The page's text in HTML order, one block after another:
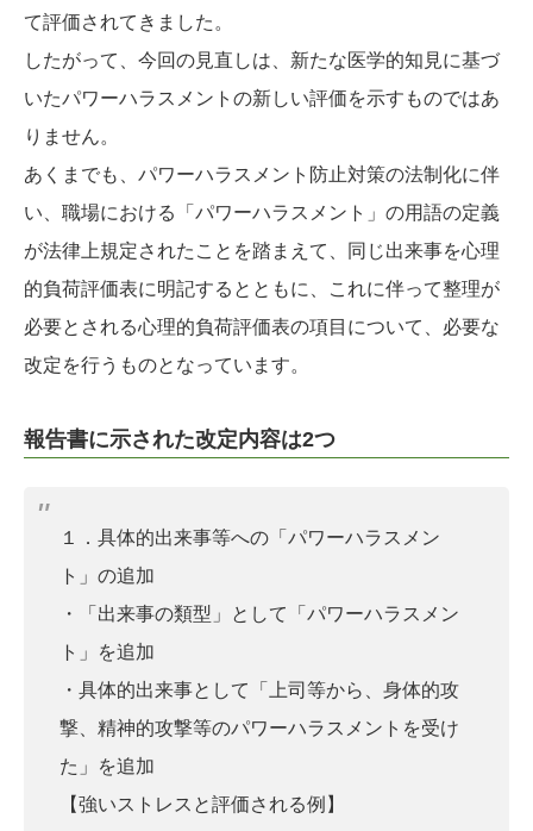
て評価されてきました。
したがって、今回の見直しは、新たな医学的知見に基づ
いたパワーハラスメントの新しい評価を示すものではあ
りません。
あくまでも、パワーハラスメント防止対策の法制化に伴
い、職場における「パワーハラスメント」の用語の定義
が法律上規定されたことを踏まえて、同じ出来事を心理
的負荷評価表に明記するとともに、これに伴って整理が
必要とされる心理的負荷評価表の項目について、必要な
改定を行うものとなっています。
報告書に示された改定内容は2つ
１．具体的出来事等への「パワーハラスメン
ト」の追加
・「出来事の類型」として「パワーハラスメン
ト」を追加
・具体的出来事として「上司等から、身体的攻
撃、精神的攻撃等のパワーハラスメントを受け
た」を追加
【強いストレスと評価される例】